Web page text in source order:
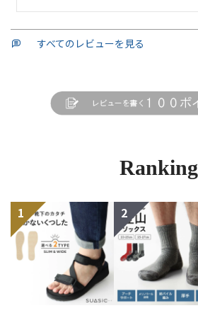
すべてのレビューを見る
Ranking